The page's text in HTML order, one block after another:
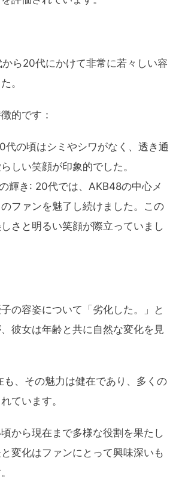
ら20代にかけて非常に若々しい容
。
的です：
代の頃はシミやシワがなく、透き通
しい笑顔が印象的でした。
輝き: 20代では、AKB48の中心メ
ファンを魅了し続けました。この
さと明るい笑顔が際立っていまし
の容姿について「劣化した。」と
彼女は年齢と共に自然な変化を見
、その魅力は健在であり、多くの
ています。
から現在まで多様な役割を果たし
変化はファンにとって興味深いも